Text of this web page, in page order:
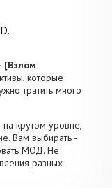
[Взлом
которые
тратить много
на крутом уровне,
Вам выбирать -
МОД. Не
разных